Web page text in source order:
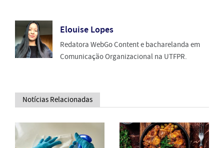
Elouise Lopes
Redatora WebGo Content e bacharelanda em
Comunicação Organizacional na UTFPR.
Notícias Relacionadas